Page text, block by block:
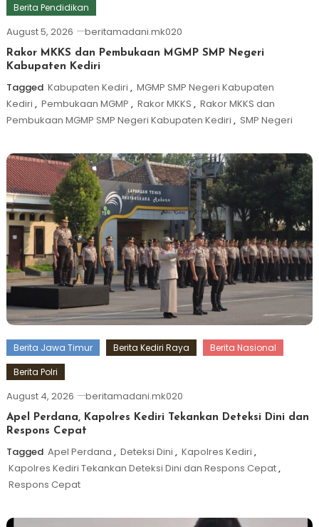
Berita Pendidikan
August 5, 2026 beritamadani.mk020
Rakor MKKS dan Pembukaan MGMP SMP Negeri
Kabupaten Kediri
Tagged Kabupaten Kediri , MGMP SMP Negeri Kabupaten
Kediri , Pembukaan MGMP , Rakor MKKS , Rakor MKKS dan
Pembukaan MGMP SMP Negeri Kabupaten Kediri , SMP Negeri
Berita Jawa Timur Berita Kediri Raya
Berita Nasional
Berita Polri
August 4, 2026 beritamadani.mk020
Apel Perdana, Kapolres Kediri Tekankan Deteksi Dini dan
Respons Cepat
Tagged Apel Perdana , Deteksi Dini , Kapolres Kediri ,
Kapolres Kediri Tekankan Deteksi Dini dan Respons Cepat,
Respons Cepat